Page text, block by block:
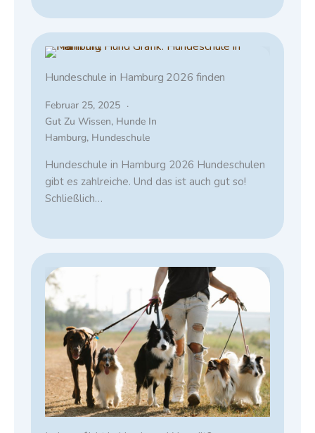
Hundeschule in Hamburg 2026 finden
Februar 25, 2025
Gut Zu Wissen, Hunde In
Hamburg, Hundeschule
Hundeschule in Hamburg 2026 Hundeschulen
gibt es zahlreiche. Und das ist auch gut so!
Schließlich…